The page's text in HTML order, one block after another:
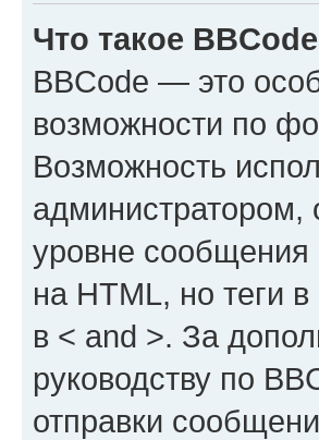
Что такое
BBCode — это
возможности по
Возможность
администратором,
уровне сообщения
на HTML, но теги
в < and >. За
руководству по
отправки